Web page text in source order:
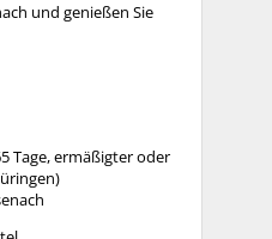
und genießen Sie
Tage, ermäßigter oder